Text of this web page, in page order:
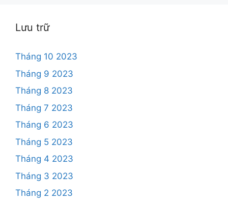
Lưu trữ
Tháng 10 2023
Tháng 9 2023
Tháng 8 2023
Tháng 7 2023
Tháng 6 2023
Tháng 5 2023
Tháng 4 2023
Tháng 3 2023
Tháng 2 2023